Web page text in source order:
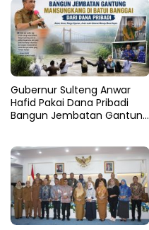
Gubernur Sulteng Anwar
Hafid Pakai Dana Pribadi
Bangun Jembatan Gantung